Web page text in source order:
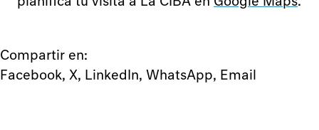
Síguenos
Compartir en:
,
, , ,